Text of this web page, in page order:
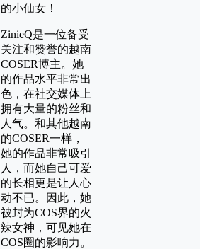
的小仙女！
ZinieQ是一位备受
关注和赞誉的越南
COSER博主。她
的作品水平非常出
色，在社交媒体上
拥有大量的粉丝和
人气。和其他越南
的COSER一样，
她的作品非常吸引
人，而她自己可爱
的长相更是让人心
动不已。因此，她
被封为COS界的火
辣女神，可见她在
COS圈的影响力。